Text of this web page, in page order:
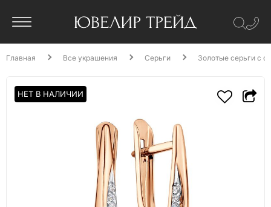
Главная Все украшения Серьги Золотые серьги с
НЕТ В НАЛИЧИИ